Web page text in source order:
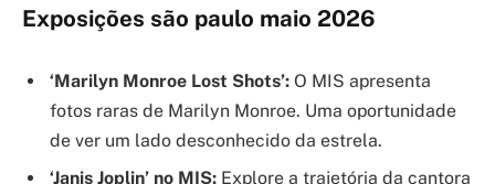
Exposições são paulo maio 2026
‘Marilyn Monroe Lost Shots’: O MIS apresenta
fotos raras de Marilyn Monroe. Uma oportunidade
de ver um lado desconhecido da estrela.
‘Janis Joplin’ no MIS: Explore a trajetória da cantora